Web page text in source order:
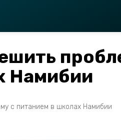
Намибии
с питанием в школах Намибии